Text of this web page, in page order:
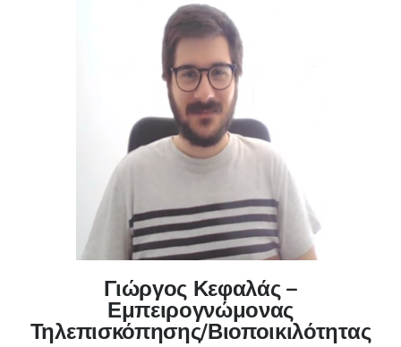
Γιώργος Κεφαλάς –
Εμπειρογνώμονας
Τηλεπισκόπησης/Βιοποικιλότητας